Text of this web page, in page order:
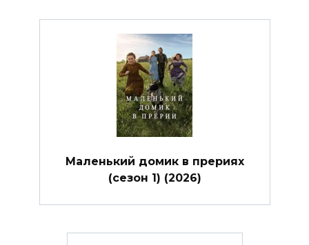
Маленький домик в прериях
(сезон 1) (2026)